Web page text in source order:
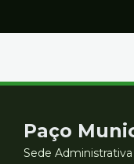
Paço
Sede Administrativa